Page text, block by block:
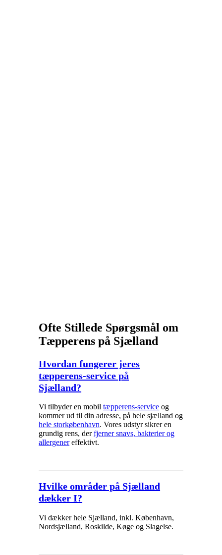
Ofte Stillede Spørgsmål om
Tæpperens på Sjælland
Hvordan fungerer jeres
tæpperens-service på
Sjælland?
Vi tilbyder en mobiltæpperens-service og
kommer ud til din adresse, på hele sjælland og
hele storkøbenhavn. Vores udstyr sikrer en
grundig rens, derfjerner snavs, bakterier og
allergenereffektivt.
Hvilke områder på Sjælland
dækker I?
Vi dækker hele Sjælland, inkl. København,
Nordsjælland, Roskilde, Køge og Slagelse.